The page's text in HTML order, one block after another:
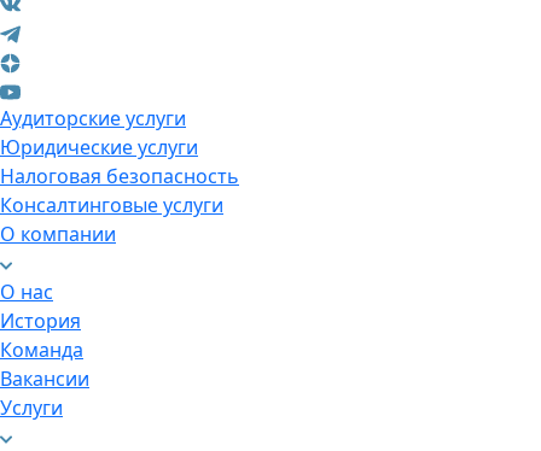
Аудиторские услуги
Юридические услуги
Налоговая безопасность
Консалтинговые услуги
О компании
О нас
История
Команда
Вакансии
Услуги